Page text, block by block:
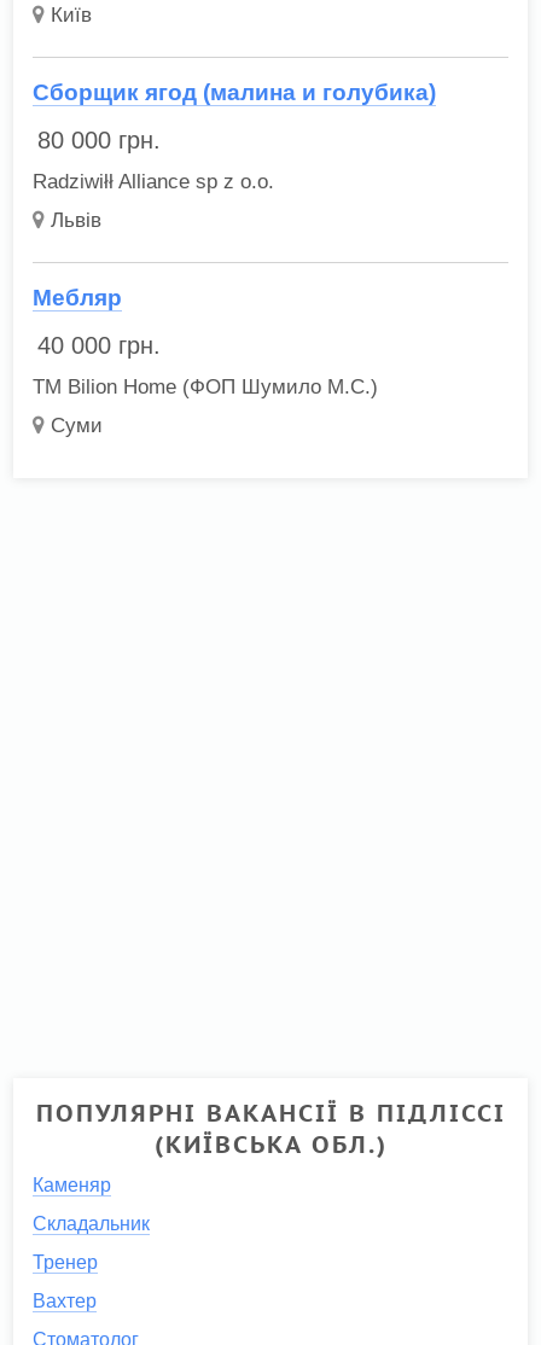
Київ
Сборщик ягод (малина и голубика)
80 000 грн.
Radziwiłł Alliance sp z o.o.
Львів
Мебляр
40 000 грн.
ТМ Bilion Home (ФОП Шумило М.С.)
Суми
ПОПУЛЯРНІ ВАКАНСІЇ В ПІДЛІССІ
(КИЇВСЬКА ОБЛ.)
Каменяр
Складальник
Тренер
Вахтер
Стоматолог